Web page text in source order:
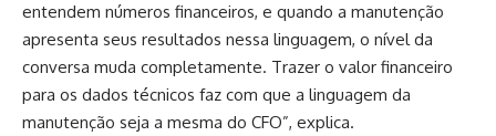
entendem números financeiros, e quando a manutenção
apresenta seus resultados nessa linguagem, o nível da
conversa muda completamente. Trazer o valor financeiro
para os dados técnicos faz com que a linguagem da
manutenção seja a mesma do CFO”, explica.